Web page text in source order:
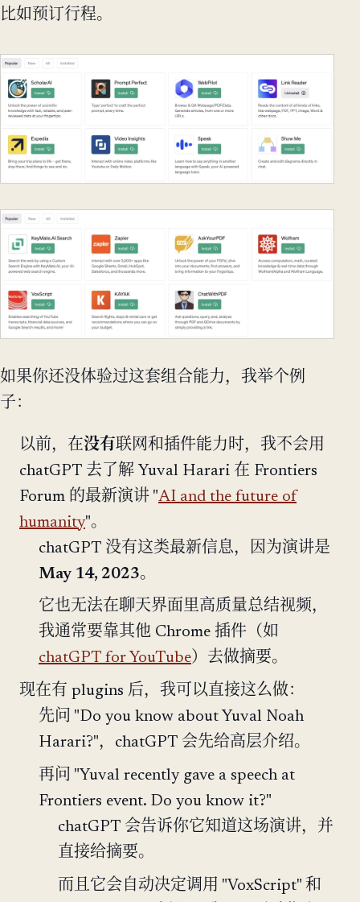
比如预订行程。
如果你还没体验过这套组合能力，我举个例
子：
以前，在没有联网和插件能力时，我不会用
chatGPT 去了解 Yuval Harari 在 Frontiers
Forum 的最新演讲 "AI and the future of
humanity"。
chatGPT 没有这类最新信息，因为演讲是
May 14, 2023。
它也无法在聊天界面里高质量总结视频，
我通常要靠其他 Chrome 插件（如
chatGPT for YouTube）去做摘要。
现在有 plugins 后，我可以直接这么做：
先问 "Do you know about Yuval Noah
Harari?"，chatGPT 会先给高层介绍。
再问 "Yuval recently gave a speech at
Frontiers event. Do you know it?"
chatGPT 会告诉你它知道这场演讲，并
直接给摘要。
而且它会自动决定调用 "VoxScript" 和